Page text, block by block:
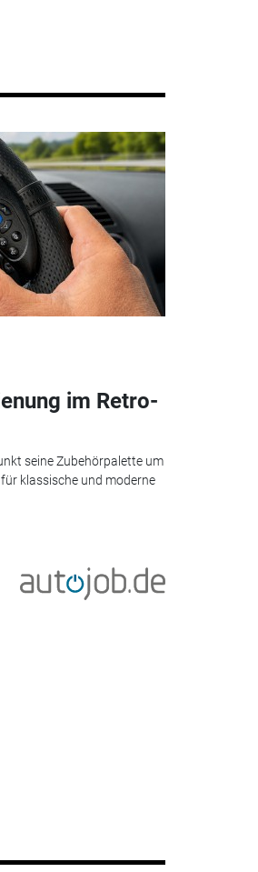
im Retro-
seine Zubehörpalette um
klassische und moderne